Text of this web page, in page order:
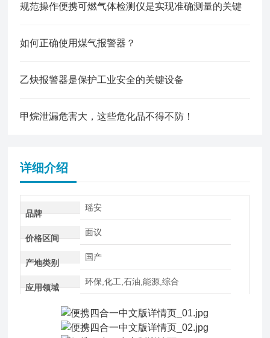
规范操作便携可燃气体检测仪是实现准确测量的关键
如何正确使用煤气报警器？
乙炔报警器是保护工业安全的关键设备
甲烷泄漏危害大，这些危化品不得不防！
详细介绍
品牌
瑶安
价格区间
面议
产地类别
国产
应用领域
环保,化工,石油,能源,综合